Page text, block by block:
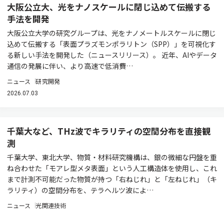
大阪公立大、光をナノスケールに閉じ込めて伝搬する
手法を開発
大阪公立大学の研究グループは、光をナノメートルスケールに閉じ
込めて伝搬する「表面プラズモンポラリトン（SPP）」を可視化す
る新しい手法を開発した（ニュースリリース）。 近年、AIやデータ
通信の発展に伴い、より高速で低消費…
ニュース 研究開発
2026.07.03
千葉大など、THz波でキラリティの空間分布を直接観
測
千葉大学、東北大学、物質・材料研究機構は、銀の微細な円盤を重
ね合わせた「モアレ型メタ表面」という人工構造体を使用し、これ
まで計測不可能だった物質が持つ「右ねじれ」と「左ねじれ」（キ
ラリティ）の空間分布を、テラヘルツ波によ…
ニュース 光関連技術